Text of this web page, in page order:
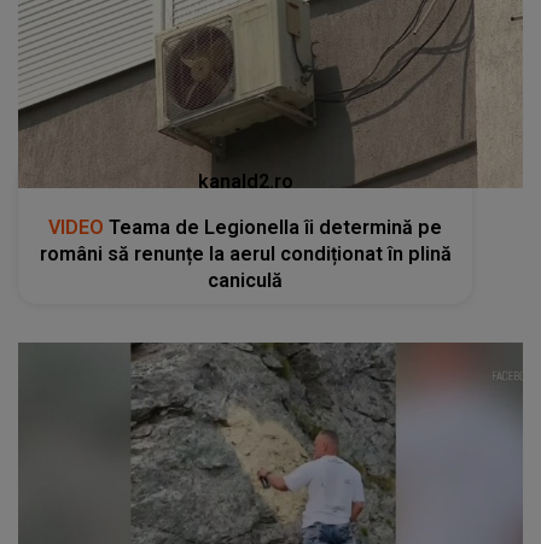
kanald2.ro
VIDEO Teama de Legionella îi determină pe
români să renunțe la aerul condiționat în plină
caniculă